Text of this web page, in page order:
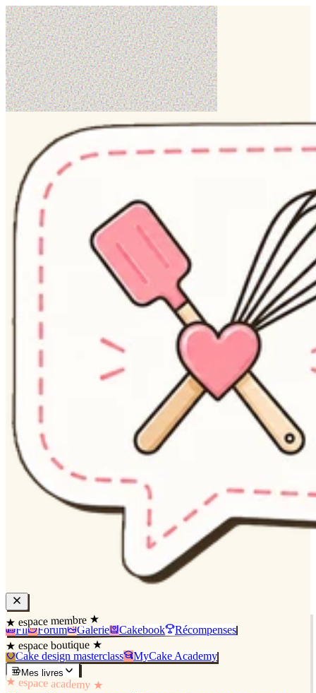
★ espace membre ★
Fil Forum Galerie Cakebook Récompenses
★ espace boutique ★
Cake design masterclass MyCake Academy
Mes livres
★ espace academy ★